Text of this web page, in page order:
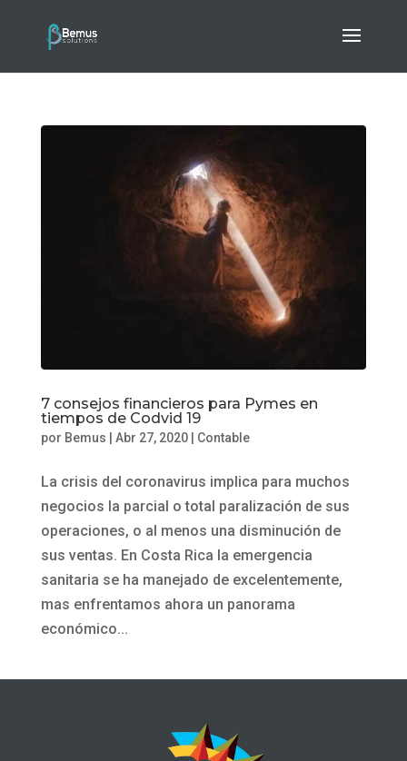
7 consejos financieros para Pymes en
tiempos de Codvid 19
por Bemus Abr 27, 2020| Contable
La crisis del coronavirus implica para muchos
negocios la parcial o total paralización de sus
operaciones, o al menos una disminución de
sus ventas. En Costa Rica la emergencia
sanitaria se ha manejado de excelentemente,
mas enfrentamos ahora un panorama
económico...